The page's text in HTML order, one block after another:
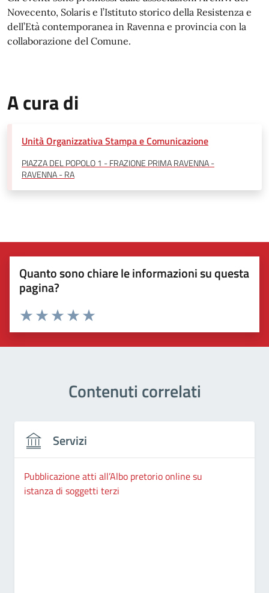
Novecento, Solaris e l’Istituto storico della Resistenza e
dell’Età contemporanea in Ravenna e provincia con la
collaborazione del Comune.
A cura di
Unità Organizzativa Stampa e Comunicazione
PIAZZA DEL POPOLO 1 - FRAZIONE PRIMA RAVENNA -
RAVENNA - RA
Quanto sono chiare le informazioni su questa
pagina?
Valuta 5 stelle su 5
Valuta 4 stelle su 5
Valuta 3 stelle su 5
Valuta 2 stelle su 5
Valuta 1 stelle su 5
Contenuti correlati
Servizi
Pubblicazione atti all’Albo pretorio online su
istanza di soggetti terzi